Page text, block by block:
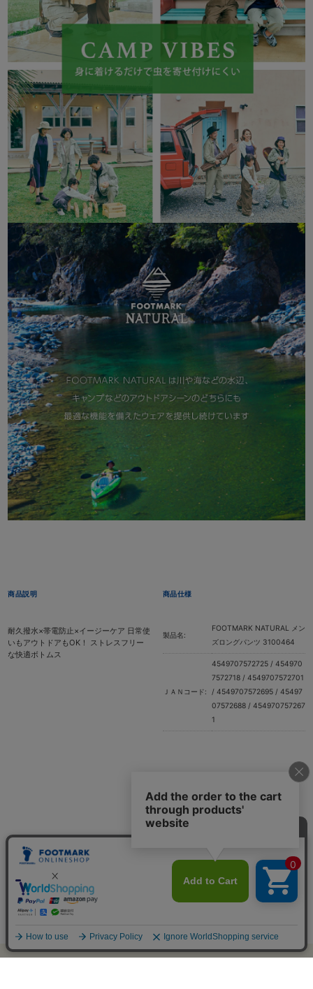
商品説明
耐久撥水×帯電防止×イージーケア 日常使
いもアウトドアもOK！ ストレスフリー
な快適ボトムス
商品仕様
製品名:
FOOTMARK NATURAL メン
ズロングパンツ 3100464
ＪＡＮコード:
4549707572725 / 454970
7572718 / 4549707572701
/ 4549707572695 / 45497
07572688 / 454970757267
1